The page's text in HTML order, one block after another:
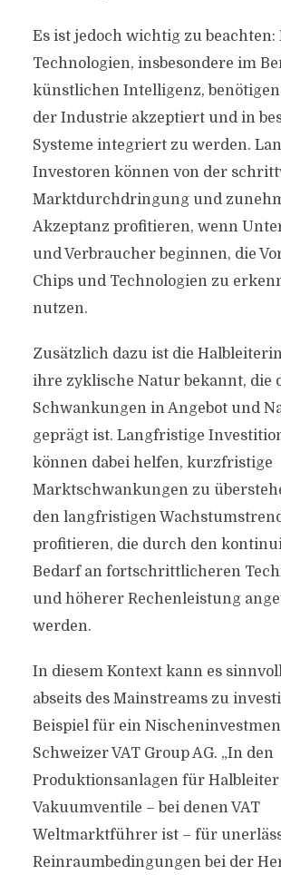
Es ist jedoch wichtig zu beachten:
Technologien, insbesondere im
künstlichen Intelligenz,
der Industrie akzeptiert und in
Systeme integriert zu werden.
Investoren können von der
Marktdurchdringung und
Akzeptanz profitieren, wenn
und Verbraucher beginnen, die
Chips und Technologien zu
nutzen.
Zusätzlich dazu ist die
ihre zyklische Natur bekannt, die
Schwankungen in Angebot und
geprägt ist. Langfristige
können dabei helfen, kurzfristige
Marktschwankungen zu
den langfristigen
profitieren, die durch den
Bedarf an fortschrittlicheren
und höherer Rechenleistung
werden.
In diesem Kontext kann es
abseits des Mainstreams zu
Beispiel für ein
Schweizer VAT Group AG. „In den
Produktionsanlagen für
Vakuumventile – bei denen VAT
Weltmarktführer ist – für
Reinraumbedingungen bei der